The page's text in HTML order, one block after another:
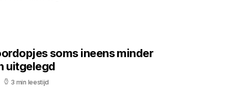
soms ineens minder
uitgelegd
3 min leestijd